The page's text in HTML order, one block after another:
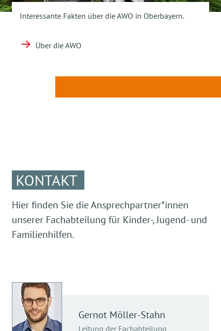
Interessante Fakten über die AWO in Oberbayern.
Über die AWO
KONTAKT
Hier finden Sie die Ansprechpartner*innen
unserer Fachabteilung für Kinder-, Jugend- und
Familienhilfen.
Gernot Möller-Stahn
Leitung der Fachabteilung